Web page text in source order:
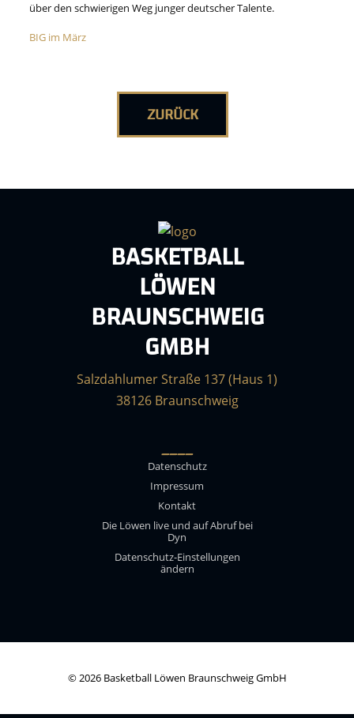
über den schwierigen Weg junger deutscher Talente.
BIG im März
ZURÜCK
BASKETBALL
LÖWEN
BRAUNSCHWEIG
GMBH
Salzdahlumer Straße 137 (Haus 1)
38126 Braunschweig
____
Datenschutz
Impressum
Kontakt
Die Löwen live und auf Abruf bei
Dyn
Datenschutz-Einstellungen
ändern
© 2026 Basketball Löwen Braunschweig GmbH